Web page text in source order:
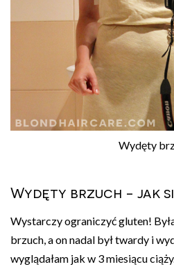
Wydęty
Wydęty brzuch - jak
Wystarczy ograniczyć gluten!
brzuch, a on nadal był twardy i
wyglądałam jak w 3 miesiącu